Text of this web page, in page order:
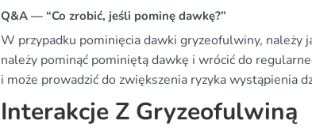
Q&A — “Co zrobić, jeśli pominę dawkę?”
W przypadku pominięcia dawki gryzeofulwiny, należy
należy pominąć pominiętą dawkę i wrócić do
i może prowadzić do zwiększenia ryzyka wystąpienia
Interakcje Z Gryzeofulwiną